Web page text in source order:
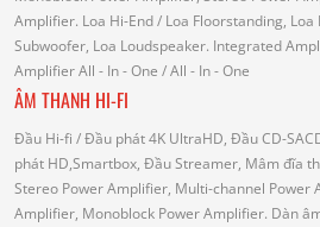
Amplifier. Loa Hi-End/ Loa Floorstanding, Loa
Subwoofer, Loa Loudspeaker. Integrated
AmplifierAll - In - One / All - In - One
ÂM THANH HI-FI
Đầu Hi-fi / Đầu phát 4K UltraHD, Đầu CD-
phát HD,Smartbox, Đầu Streamer, Mâm đĩa
Stereo Power Amplifier, Multi-channel Power
Amplifier, Monoblock Power Amplifier. Dàn